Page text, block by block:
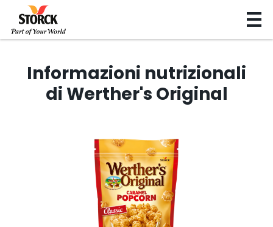
Informazioni nutrizionali
di Werther's Original